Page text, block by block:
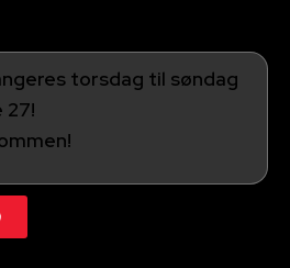
torsdag til søndag
27!